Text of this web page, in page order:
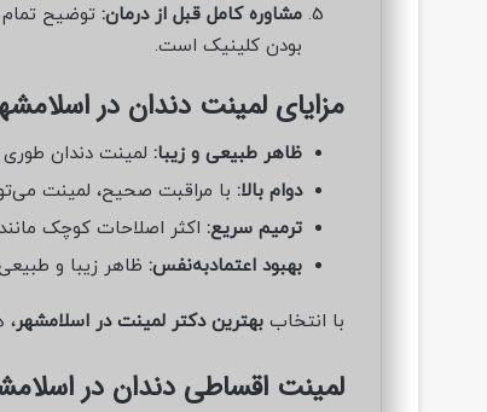
مشاوره کامل قبل از درمان: توضیح
بودن کلینیک است.
مزایای لمینت دندان در
ظاهر طبیعی و زیبا: لمینت دندان
دوام بالا: با مراقبت صحیح، لمینت می‌تواند ۱۰ تا ۱۵ سال
ترمیم سریع: اکثر اصلاحات کوچک
بهبود اعتمادبه‌نفس: ظاهر زیبا و
با انتخاب بهترین دکتر لمینت در اسلامشهر،
لمینت اقساطی دندان در